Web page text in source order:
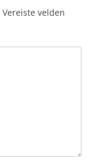
Vereiste velden